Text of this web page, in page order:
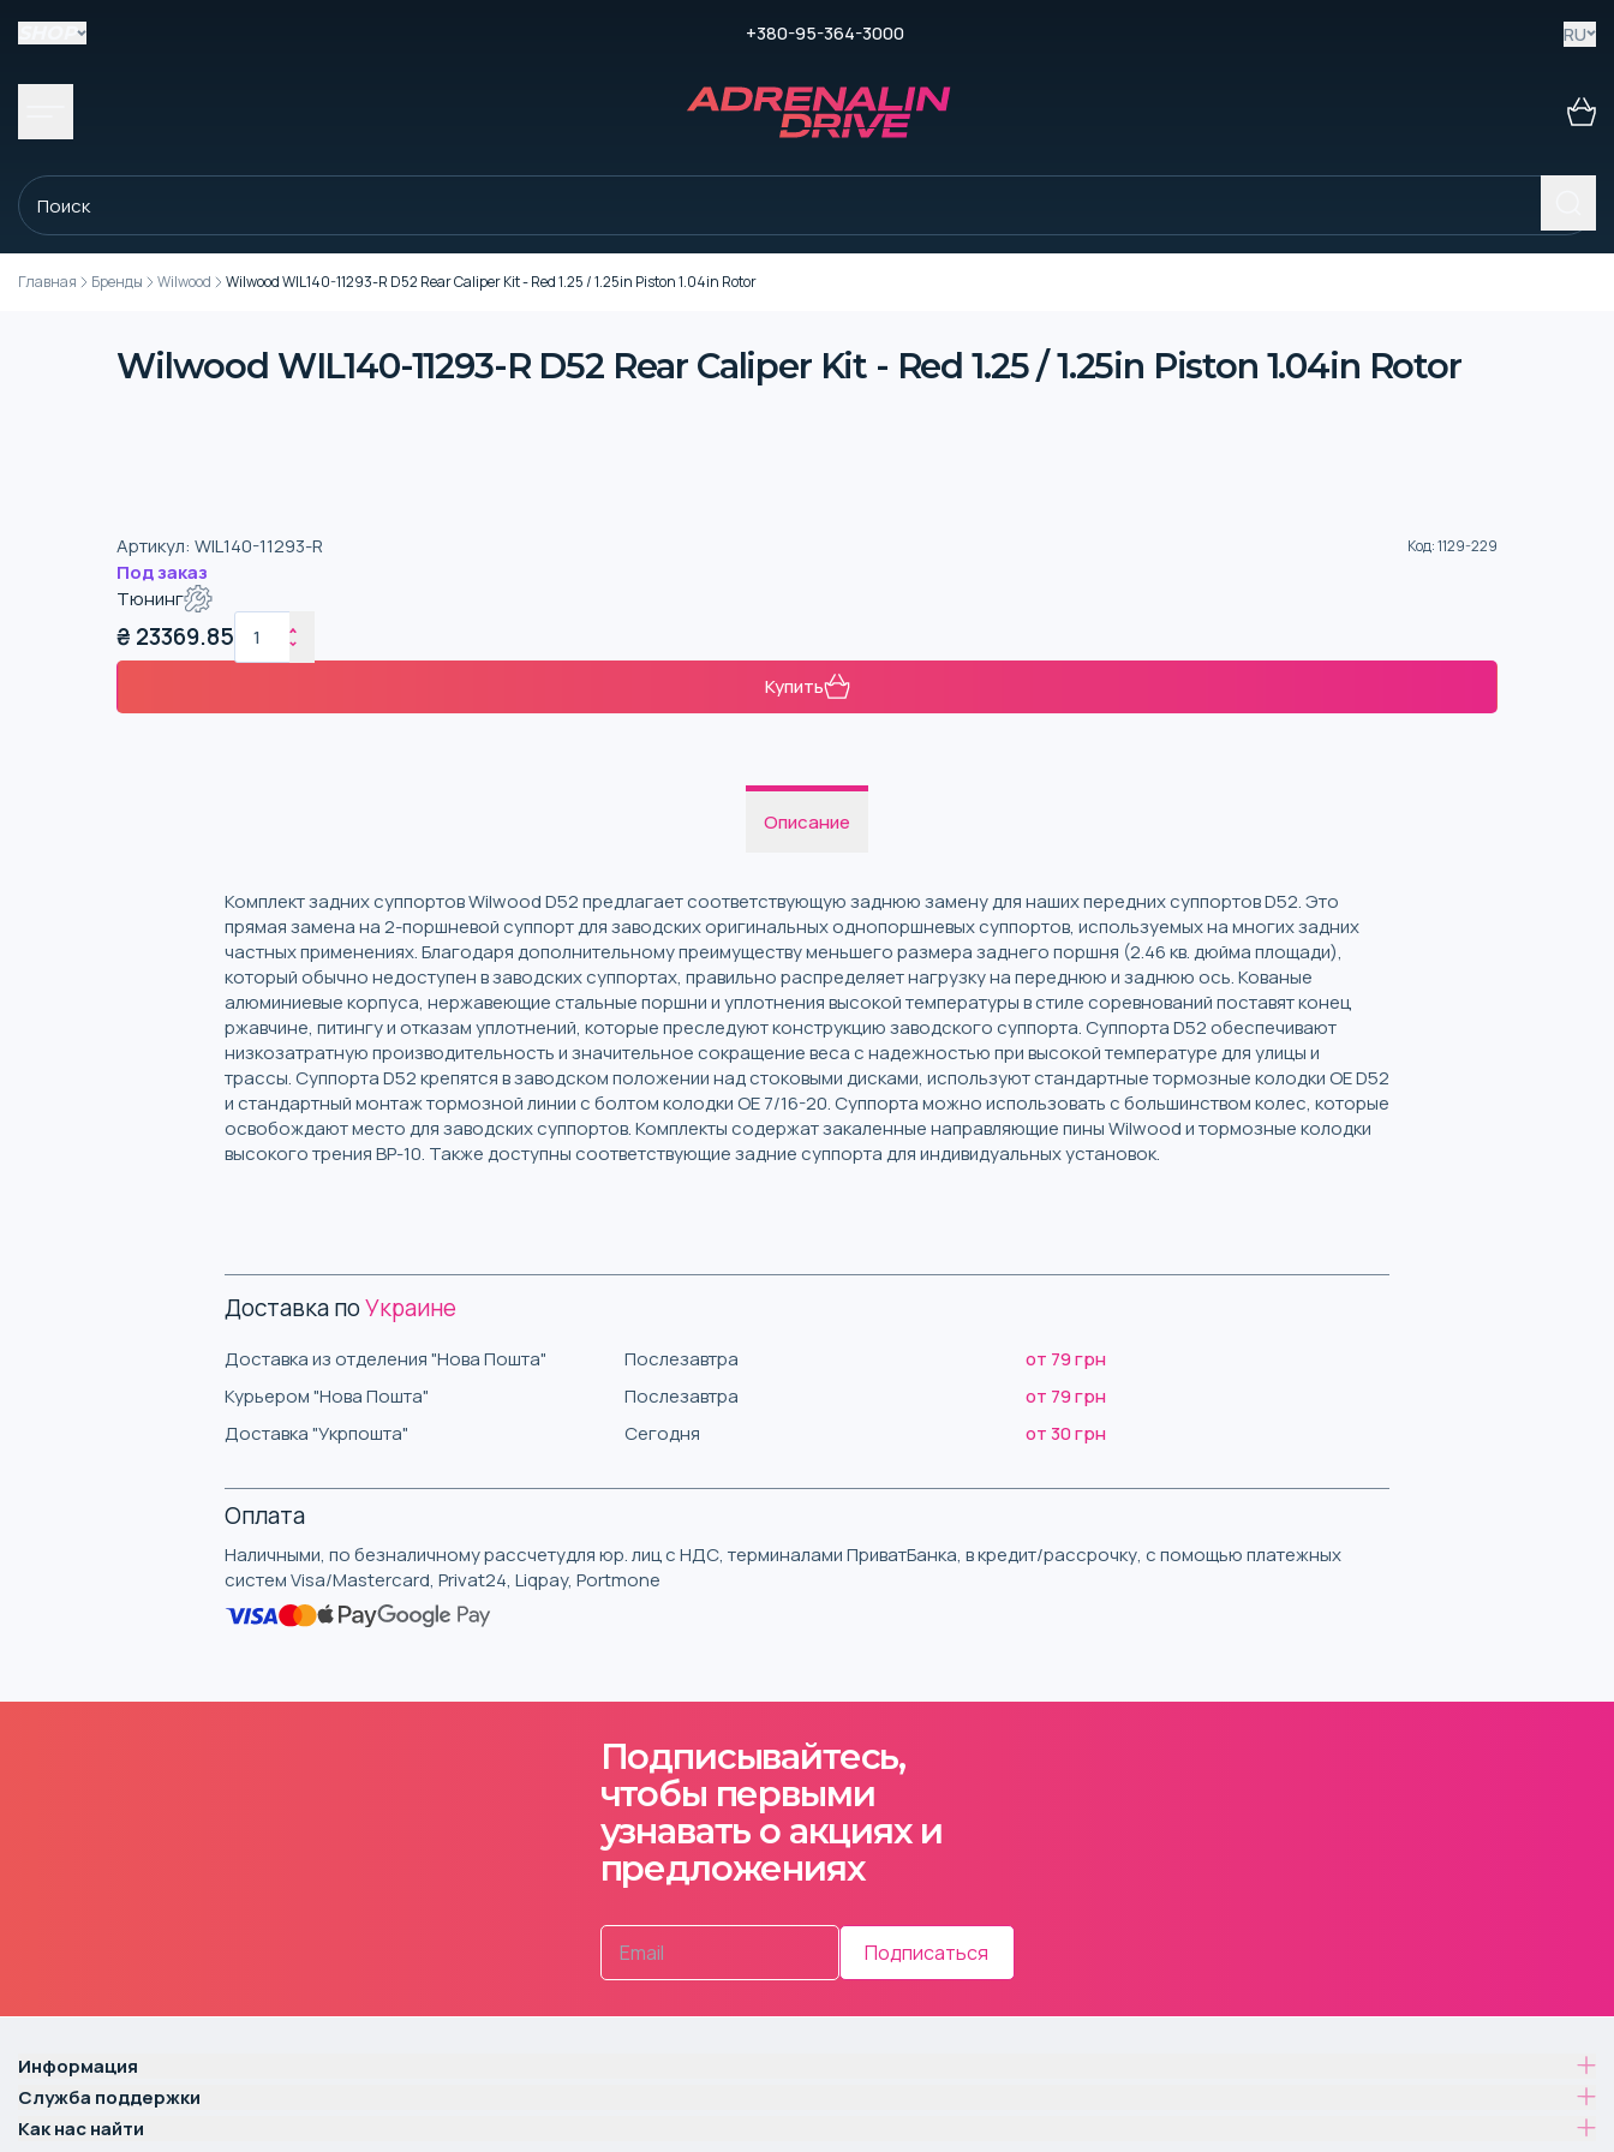
+380-95-364-3000 RU
Главная Бренды Wilwood Wilwood WIL140-11293-R D52 Rear Caliper Kit - Red 1.25 / 1.25in Piston 1.04in Rotor
Wilwood WIL140-11293-R D52 Rear Caliper Kit - Red 1.25 / 1.25in Piston 1.04in Rotor
Артикул: WIL140-11293-R Код:1129-229
Под заказ
Тюнинг
₴ 23369.85
Купить
Описание
Комплект задних суппортов Wilwood D52 предлагает соответствующую заднюю замену для наших передних суппортов D52. Это
прямая замена на 2-поршневой суппорт для заводских оригинальных однопоршневых суппортов, используемых на многих задних
частных применениях. Благодаря дополнительному преимуществу меньшего размера заднего поршня (2.46 кв. дюйма площади),
который обычно недоступен в заводских суппортах, правильно распределяет нагрузку на переднюю и заднюю ось. Кованые
алюминиевые корпуса, нержавеющие стальные поршни и уплотнения высокой температуры в стиле соревнований поставят конец
ржавчине, питингу и отказам уплотнений, которые преследуют конструкцию заводского суппорта. Суппорта D52 обеспечивают
низкозатратную производительность и значительное сокращение веса с надежностью при высокой температуре для улицы и
трассы. Суппорта D52 крепятся в заводском положении над стоковыми дисками, используют стандартные тормозные колодки OE D52
и стандартный монтаж тормозной линии с болтом колодки OE 7/16-20. Суппорта можно использовать с большинством колес, которые
освобождают место для заводских суппортов. Комплекты содержат закаленные направляющие пины Wilwood и тормозные колодки
высокого трения BP-10. Также доступны соответствующие задние суппорта для индивидуальных установок.
Доставка поУкраине
Доставка из отделения "Нова Пошта" Послезавтра
от 79 грн
Курьером "Нова Пошта"
Послезавтра
от 79 грн
Доставка "Укрпошта"
Сегодня от 30 грн
Оплата
Наличными, по безналичному рассчетудля юр. лиц с НДС, терминалами ПриватБанка, в кредит/рассрочку, с помощью платежных
систем Visa/Mastercard, Privat24, Liqpay, Portmone
Подписывайтесь,
чтобы первыми
узнавать о акциях и
предложениях
Подписаться
Информация
Служба поддержки
Как нас найти